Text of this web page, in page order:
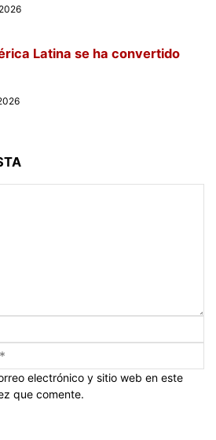
Latina se ha convertido
electrónico y sitio web en este
que comente.